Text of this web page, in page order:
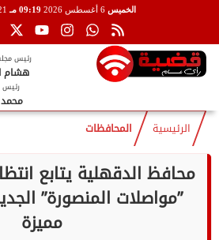
الخميس 6 أغسطس 2026 09:19 مـ 21
رئيس
هشام
رئيس
الرئيسية المحافظات
محافظ الدقهلية يتابع
مميزة